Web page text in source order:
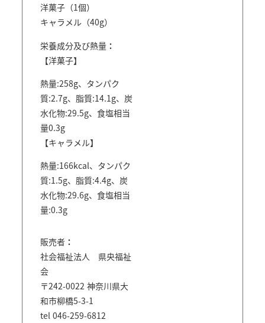
洋菓子（1個）
キャラメル（40g）
栄養成分及び熱量
【洋菓子】
熱量:258g、タンパク
質:2.7g、脂質:14.1g、炭
水化物:29.5g、食塩相当
量0.3g
【キャラメル】
熱量:166kcal、タンパク
質:1.5g、脂質:4.4g、炭
水化物:29.6g、食塩相当
量:0.3g
販売者
社会福祉法人 県央福祉
会
〒242-0022 神奈川県大
和市柳橋5-3-1
tel 046-259-6812